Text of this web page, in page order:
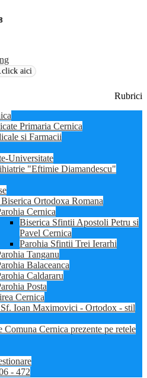
Rubrici
Primaria Cernica
si Farmacii
Universitate
"Eftimie Diamandescu"
Ortodoxa Romana
Cernica
Biserica Sfintii Apostoli Petru si
Pavel Cernica
Parohia Sfintii Trei Ierarhi
Tanganu
Balaceanca
Caldararu
Posta
Cernica
Ioan Maximovici - Ortodox - stil
Comuna Cernica prezente pe retele
- 472